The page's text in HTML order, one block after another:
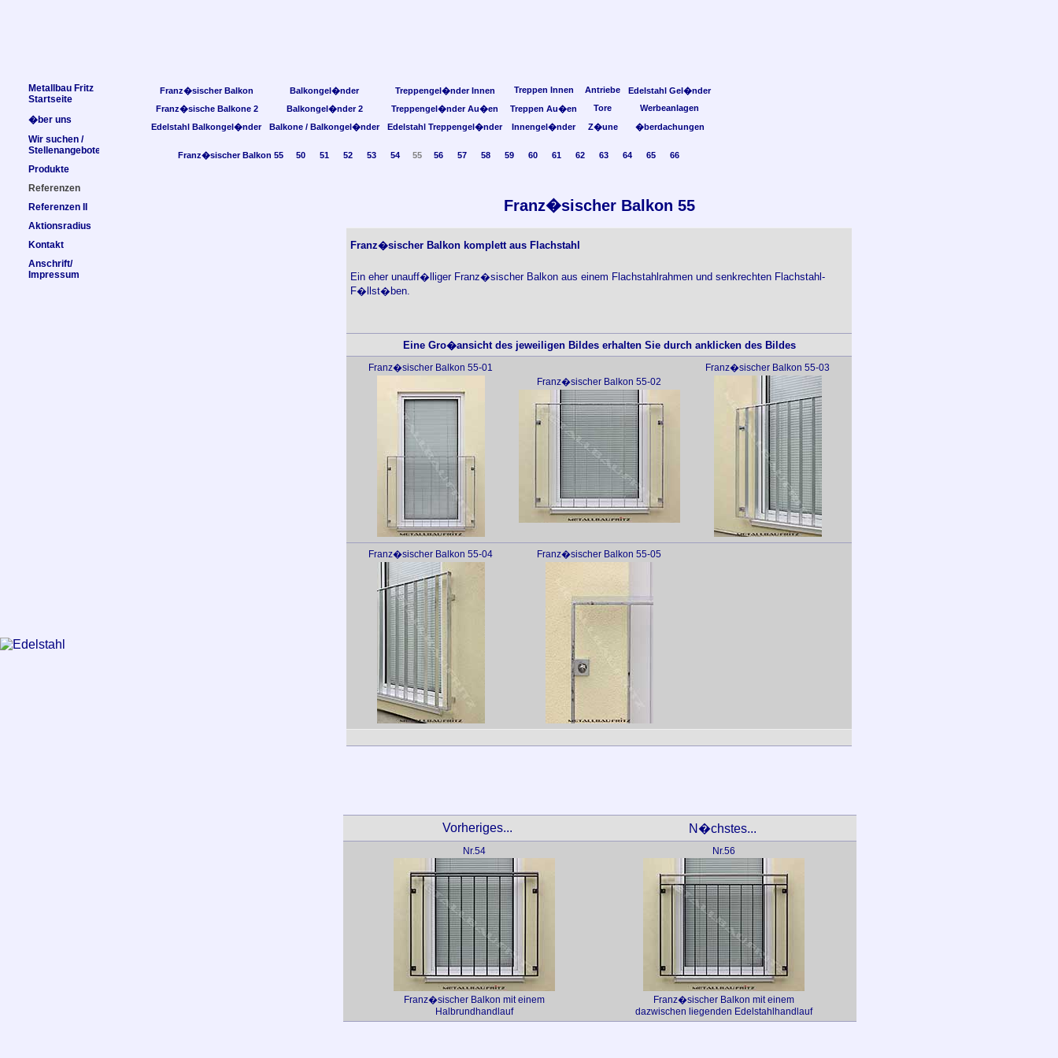
Franz�sischer Balkon 55
Franz�sischer Balkon komplett aus Flachstahl
Ein eher unauff�lliger Franz�sischer Balkon aus einem Flachstahlrahmen und senkrechten Flachstahl-
F�llst�ben.
Eine Gro�ansicht des jeweiligen Bildes erhalten Sie durch anklicken des Bildes
Franz�sischer Balkon 55-01
Franz�sischer Balkon 55-02
Franz�sischer Balkon 55-03
Franz�sischer Balkon 55-04 Franz�sischer Balkon 55-05
Vorheriges... N�chstes...
Nr.54
Franz�sischer Balkon mit einem
Halbrundhandlauf
Nr.56
Franz�sischer Balkon mit einem
dazwischen liegenden Edelstahlhandlauf
Franz�sischer Balkon Balkongel�nder Treppengel�nder Innen Treppen Innen Antriebe
Edelstahl Gel�nder
Franz�sische Balkone 2
Balkongel�nder 2 Treppengel�nder Au�en Treppen Au�en Tore
Werbeanlagen
Edelstahl Balkongel�nder
Balkone / Balkongel�nder Edelstahl Treppengel�nder Innengel�nder Z�une �berdachungen
Franz�sischer Balkon 55 50 51 52 53 54 55 56 57 58 59 60 61 62 63 64 65 66
Metallbau Fritz
Startseite
�ber uns
Wir suchen /
Stellenangebote
Produkte
Referenzen
Referenzen II
Aktionsradius
Kontakt
Anschrift/
Impressum